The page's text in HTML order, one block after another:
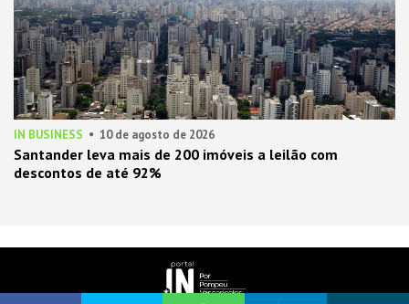
IN BUSINESS 10 de agosto de 2026
Santander leva mais de 200 imóveis a leilão com
descontos de até 92%